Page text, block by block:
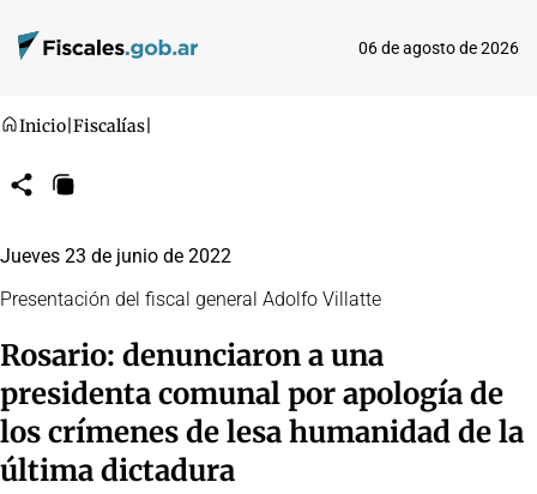
06 de agosto de 2026
Inicio Fiscalías
CompartirCopiar
Jueves 23 de junio de 2022
Presentación del fiscal general Adolfo Villatte
Rosario: denunciaron a una
presidenta comunal por apología de
los crímenes de lesa humanidad de la
última dictadura